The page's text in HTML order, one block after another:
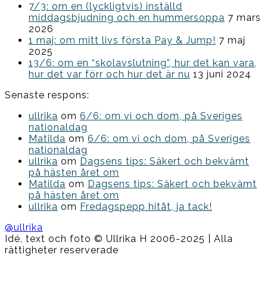
7/3: om en (lyckligtvis) inställd
middagsbjudning och en hummersoppa 7 mars
2026
1 maj: om mitt livs första Pay & Jump! 7 maj
2025
13/6: om en “skolavslutning”, hur det kan vara,
hur det var förr och hur det är nu 13 juni 2024
Senaste respons:
ullrika om 6/6: om vi och dom, på Sveriges
nationaldag
Matilda om 6/6: om vi och dom, på Sveriges
nationaldag
ullrika om Dagsens tips: Säkert och bekvämt
på hästen året om
Matilda om Dagsens tips: Säkert och bekvämt
på hästen året om
ullrika om Fredagspepp hitåt, ja tack!
@ullrika
Idé, text och foto © Ullrika H 2006-2025 | Alla
rättigheter reserverade